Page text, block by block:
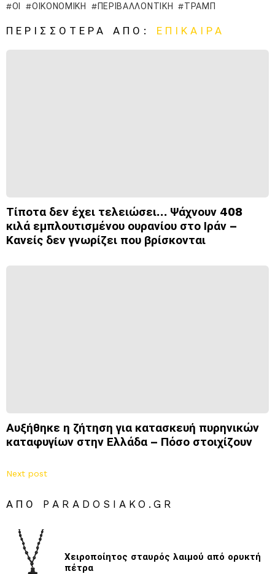
ΟΙ
ΟΙΚΟΝΟΜΙΚΉ ΠΕΡΙΒΑΛΛΟΝΤΙΚΉ ΤΡΑΜΠ
ΠΕΡΙΣΣΌΤΕΡΑ ΑΠΌ: ΕΠΊΚΑΙΡΑ
Τίποτα δεν έχει τελειώσει… Ψάχνουν 408
κιλά εμπλουτισμένου ουρανίου στο Ιράν –
Κανείς δεν γνωρίζει που βρίσκονται
Αυξήθηκε η ζήτηση για κατασκευή πυρηνικών
καταφυγίων στην Ελλάδα – Πόσο στοιχίζουν
Next post
ΑΠΌ PARADOSIAKO.GR
Χειροποίητος σταυρός λαιμού από ορυκτή
πέτρα